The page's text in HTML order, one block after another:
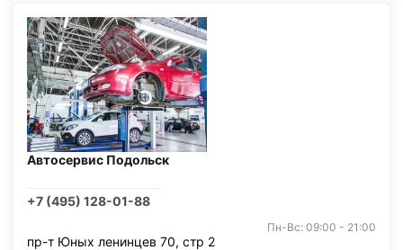
Автосервис Подольск
+7 (495) 128-01-88
Пн-Вс: 09:00 - 21:00
пр-т Юных ленинцев 70, стр 2